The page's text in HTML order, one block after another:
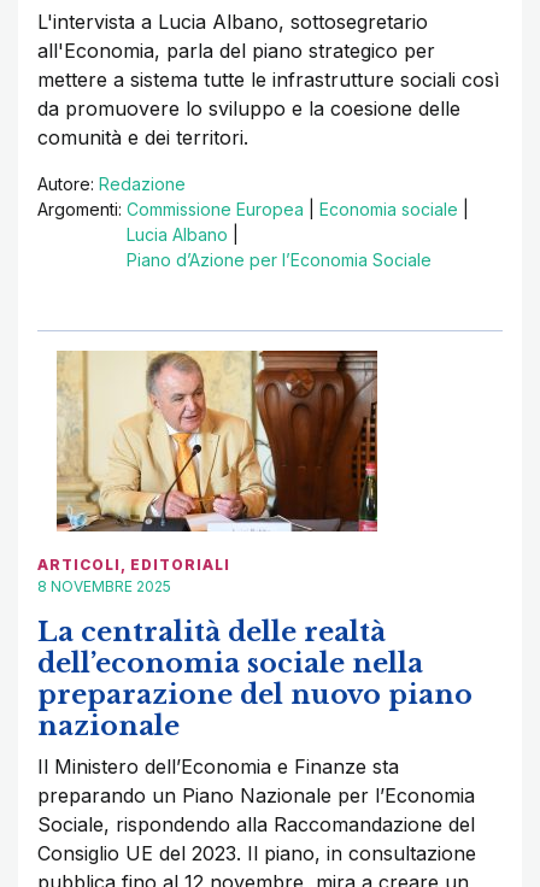
L'intervista a Lucia Albano, sottosegretario
all'Economia, parla del piano strategico per
mettere a sistema tutte le infrastrutture sociali così
da promuovere lo sviluppo e la coesione delle
comunità e dei territori.
Autore: Redazione
Argomenti: Commissione Europea Economia sociale
Lucia Albano
Piano d’Azione per l’Economia Sociale
ARTICOLI , EDITORIALI
8 NOVEMBRE 2025
La centralità delle realtà
dell’economia sociale nella
preparazione del nuovo piano
nazionale
Il Ministero dell’Economia e Finanze sta
preparando un Piano Nazionale per l’Economia
Sociale, rispondendo alla Raccomandazione del
Consiglio UE del 2023. Il piano, in consultazione